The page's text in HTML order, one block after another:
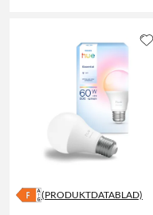
(PRODUKTDATABLAD)